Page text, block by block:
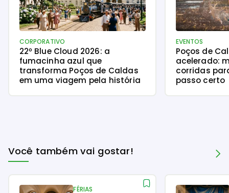
CORPORATIVO
22º Blue Cloud 2026: a
fumacinha azul que
transforma Poços de Caldas
em uma viagem pela história
EVENTOS
Poços de
acelerado:
corridas
passo certo
Você também vai gostar!
FÉRIAS